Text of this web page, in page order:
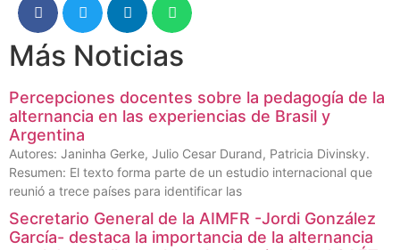
Más Noticias
Percepciones docentes sobre la pedagogía de la
alternancia en las experiencias de Brasil y
Argentina
Autores: Janinha Gerke, Julio Cesar Durand, Patricia Divinsky.
Resumen: El texto forma parte de un estudio internacional que
reunió a trece países para identificar las
Secretario General de la AIMFR -Jordi González
García- destaca la importancia de la alternancia